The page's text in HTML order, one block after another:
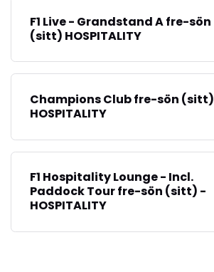
F1 Live - Grandstand A fre-sön
(sitt) HOSPITALITY
Champions Club fre-sön (sitt)
HOSPITALITY
F1 Hospitality Lounge - Incl.
Paddock Tour fre-sön (sitt) -
HOSPITALITY